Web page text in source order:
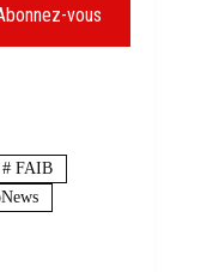
vous
# FAIB